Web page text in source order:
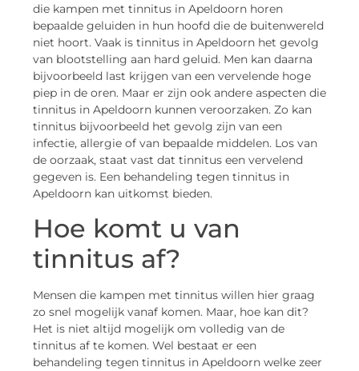
die kampen met tinnitus in Apeldoorn horen
bepaalde geluiden in hun hoofd die de buitenwereld
niet hoort. Vaak is tinnitus in Apeldoorn het gevolg
van blootstelling aan hard geluid. Men kan daarna
bijvoorbeeld last krijgen van een vervelende hoge
piep in de oren. Maar er zijn ook andere aspecten die
tinnitus in Apeldoorn kunnen veroorzaken. Zo kan
tinnitus bijvoorbeeld het gevolg zijn van een
infectie, allergie of van bepaalde middelen. Los van
de oorzaak, staat vast dat tinnitus een vervelend
gegeven is. Een behandeling tegen tinnitus in
Apeldoorn kan uitkomst bieden.
Hoe komt u van
tinnitus af?
Mensen die kampen met tinnitus willen hier graag
zo snel mogelijk vanaf komen. Maar, hoe kan dit?
Het is niet altijd mogelijk om volledig van de
tinnitus af te komen. Wel bestaat er een
behandeling tegen tinnitus in Apeldoorn welke zeer